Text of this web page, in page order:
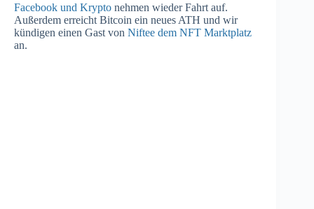
Facebook und Krypto nehmen wieder Fahrt auf.
Außerdem erreicht Bitcoin ein neues ATH und wir
kündigen einen Gast von Niftee dem NFT Marktplatz
an.